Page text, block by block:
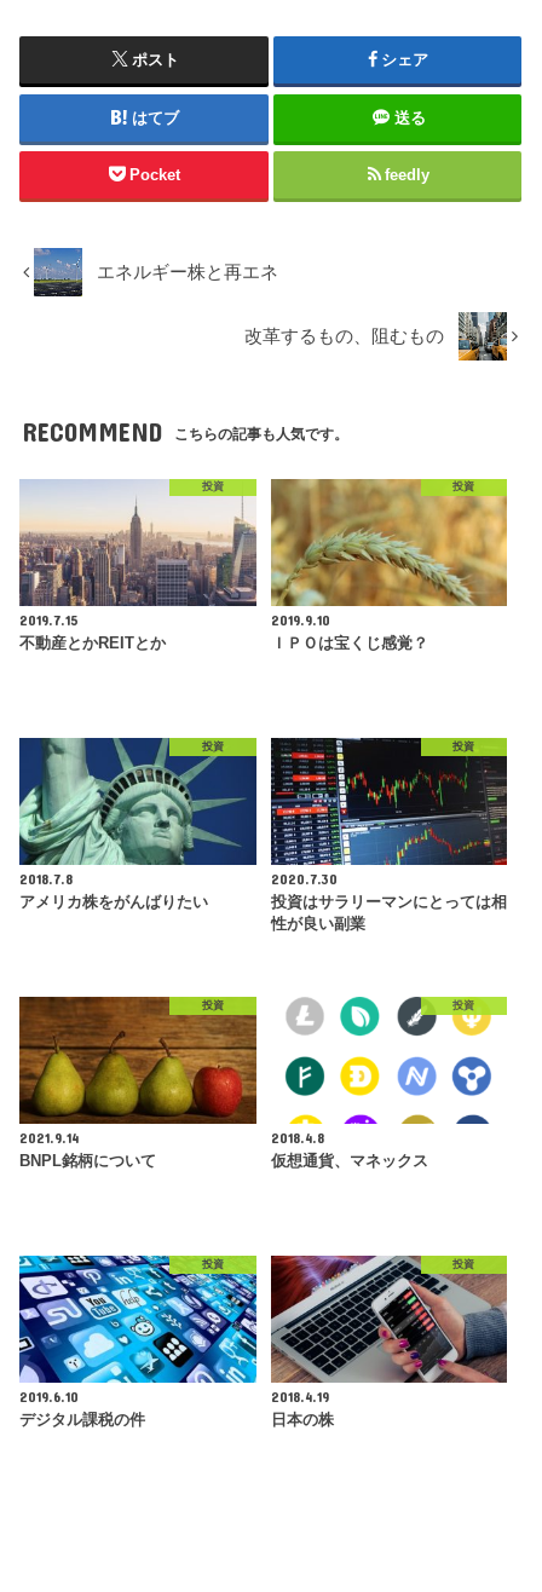
ポスト シェア
はてブ 送る
Pocket feedly
エネルギー株と再エネ
改革するもの、阻むもの
RECOMMEND こちらの記事も人気です。
投資
2019.7.15
不動産とかREITとか
投資
2019.9.10
ＩＰＯは宝くじ感覚？
投資
2018.7.8
アメリカ株をがんばりたい
投資
2020.7.30
投資はサラリーマンにとっては相
性が良い副業
投資
2021.9.14
BNPL銘柄について
投資
2018.4.8
仮想通貨、マネックス
投資
2019.6.10
デジタル課税の件
投資
2018.4.19
日本の株